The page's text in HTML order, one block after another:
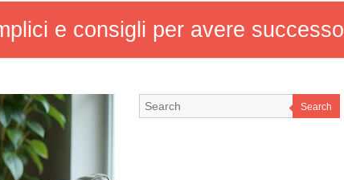
e consigli per avere successo
Search